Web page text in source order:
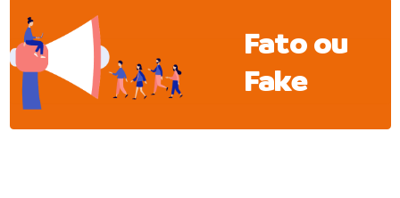
Fato ou
Fake